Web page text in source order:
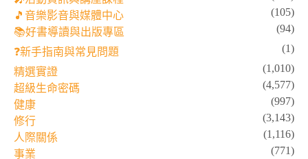
🎵音樂影音與媒體中心
(105)
📚好書導讀與出版專區
(94)
❓新手指南與常見問題
(1)
精選實證
(1,010)
超級生命密碼
(4,577)
健康
(997)
修行
(3,143)
人際關係
(1,116)
事業
(771)